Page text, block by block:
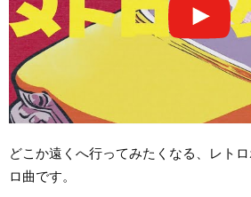
どこか遠くへ行ってみたくなる、レト
ロ曲です。